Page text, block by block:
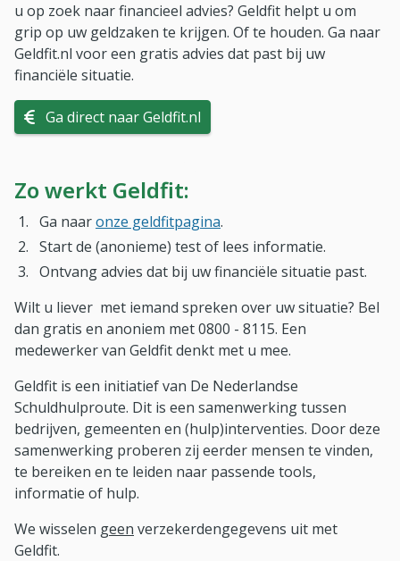
u op zoek naar financieel advies? Geldfit helpt u om
grip op uw geldzaken te krijgen. Of te houden. Ga naar
Geldfit.nl voor een gratis advies dat past bij uw
financiële situatie.
Ga direct naar Geldfit.nl
Zo werkt Geldfit:
Ga naaronze geldfitpagina.
Start de (anonieme) test of lees informatie.
Ontvang advies dat bij uw financiële situatie past.
Wilt u liever met iemand spreken over uw situatie? Bel
dan gratis en anoniem met 0800 - 8115. Een
medewerker van Geldfit denkt met u mee.
Geldfit is een initiatief van De Nederlandse
Schuldhulproute. Dit is een samenwerking tussen
bedrijven, gemeenten en (hulp)interventies. Door deze
samenwerking proberen zij eerder mensen te vinden,
te bereiken en te leiden naar passende tools,
informatie of hulp.
We wisselen geen verzekerdengegevens uit met
Geldfit.